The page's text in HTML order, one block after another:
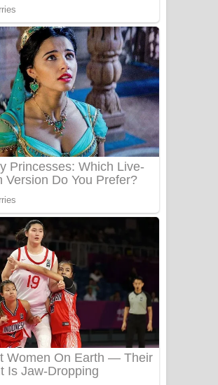
Tharu Yaye Dilena Song Lyrics - තරු
යායේ දිලෙනා ගීතයේ පද පෙළ
Ow Man Sosa Song Lyrics - ඔව් මං
සෝසා ගීතයේ පද පෙළ
Heavy Weight Song Lyrics
Aye Lanweela Song Lyrics - ආයේ
ලංවීලා ගීතයේ පද පෙළ
Ala purannata Song Lyrics - ආල
පුරන්නට ගීතයේ පද පෙළ
FEVER DREAM Lyrics - Alex Warren
BTS : Hooligan Lyrics
Apa Hamuwee Song Lyrics - අප හමුවී
ගීතයේ පද පෙළ